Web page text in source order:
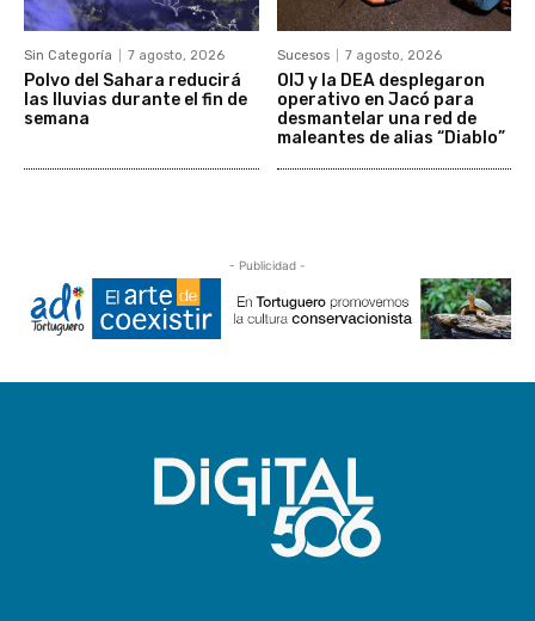
Sin Categoría 7 agosto, 2026
Polvo del Sahara reducirá
las lluvias durante el fin de
semana
Sucesos 7 agosto, 2026
OIJ y la DEA desplegaron
operativo en Jacó para
desmantelar una red de
maleantes de alias “Diablo”
- Publicidad -